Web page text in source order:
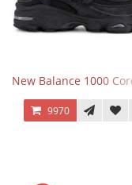
New Balance 1000
9970